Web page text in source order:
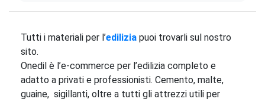
Tutti i materiali per l’edilizia puoi trovarli sul nostro
sito.
Onedil è l’e-commerce per l’edilizia completo e
adatto a privati e professionisti. Cemento, malte,
guaine, sigillanti, oltre a tutti gli attrezzi utili per